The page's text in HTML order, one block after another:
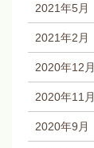
2021年5月
2021年2月
2020年12月
2020年11月
2020年9月